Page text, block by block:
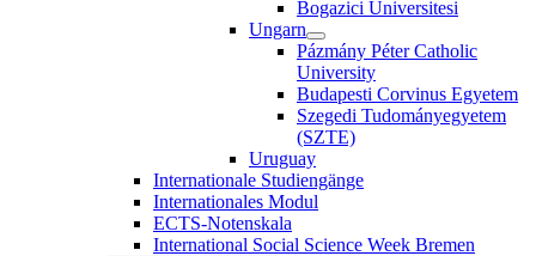
Bogazici Üniversitesi
Ungarn
Pázmány Péter Catholic
University
Budapesti Corvinus Egyetem
Szegedi Tudományegyetem
(SZTE)
Uruguay
Internationale Studiengänge
Internationales Modul
ECTS-Notenskala
International Social Science Week Bremen